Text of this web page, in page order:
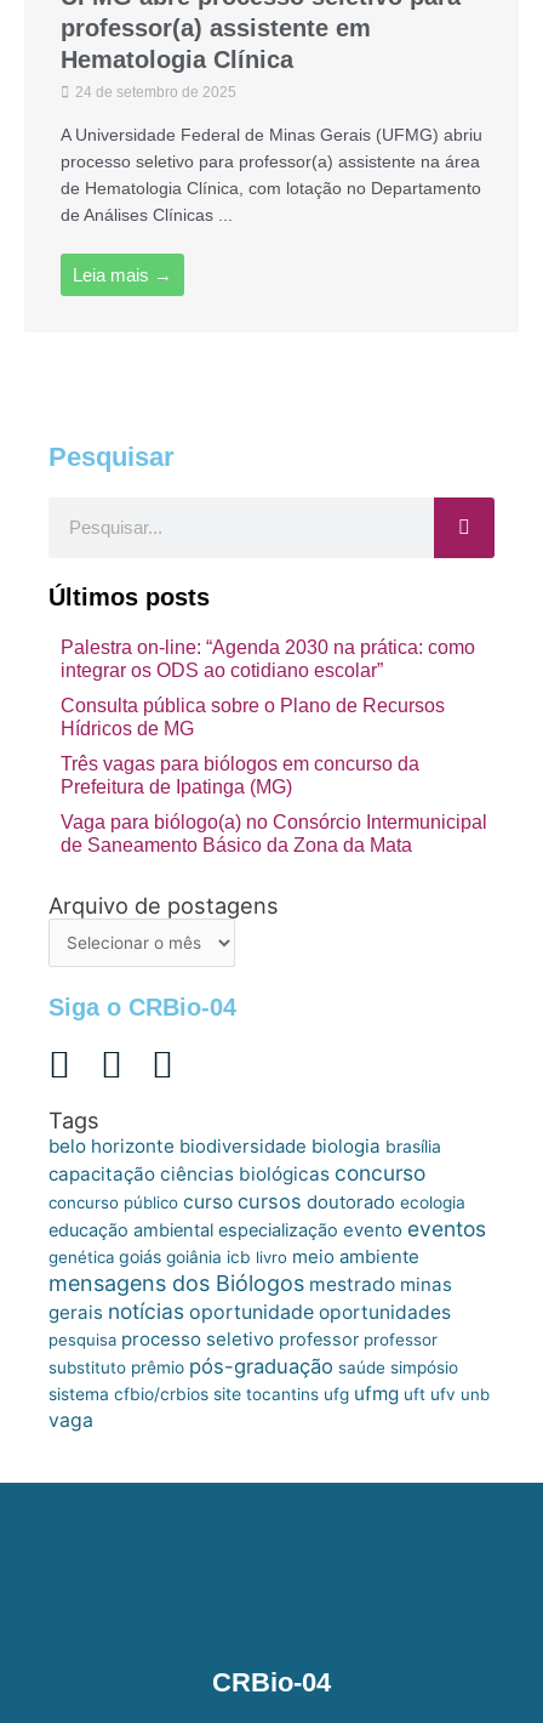
professor(a) assistente em
Hematologia Clínica
24 de setembro de 2025
A Universidade Federal de Minas Gerais (UFMG) abriu
processo seletivo para professor(a) assistente na área
de Hematologia Clínica, com lotação no Departamento
de Análises Clínicas ...
Leia mais →
Pesquisar
Últimos posts
Palestra on-line: “Agenda 2030 na prática: como
integrar os ODS ao cotidiano escolar”
Consulta pública sobre o Plano de Recursos
Hídricos de MG
Três vagas para biólogos em concurso da
Prefeitura de Ipatinga (MG)
Vaga para biólogo(a) no Consórcio Intermunicipal
de Saneamento Básico da Zona da Mata
Arquivo de postagens
Arquivo
Siga o CRBio-04
Tags
belo horizonte biodiversidade biologia brasília
capacitação ciências biológicas concurso
concurso público curso cursos doutorado ecologia
educação ambiental especialização evento eventos
genética goiás goiânia icb livro meio ambiente
mensagens dos Biólogos mestrado minas
gerais notícias oportunidade oportunidades
pesquisa processo seletivo professor professor
substituto prêmio pós-graduação saúde simpósio
sistema cfbio/crbios site tocantins ufg ufmg uft ufv unb
vaga
CRBio-04